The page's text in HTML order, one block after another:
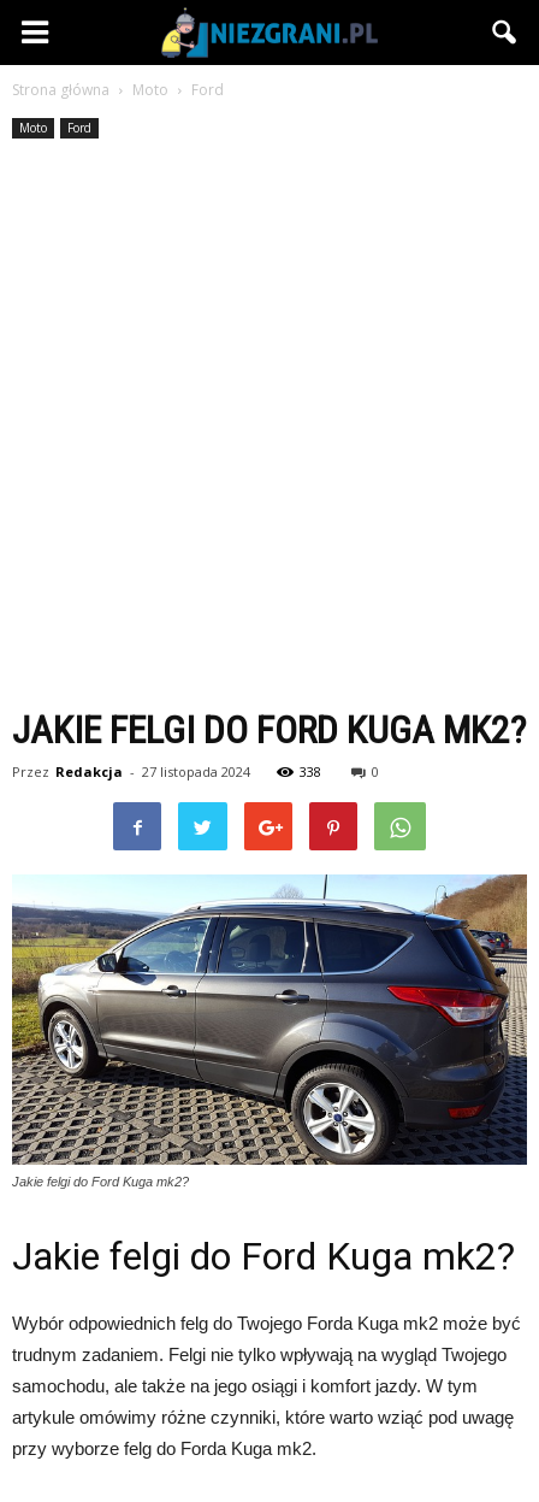
Niezgrani.pl
Strona główna Moto Ford
Moto Ford
JAKIE FELGI DO FORD KUGA MK2?
Przez Redakcja - 27 listopada 2024 338 0
Jakie felgi do Ford Kuga mk2?
Jakie felgi do Ford Kuga mk2?
Wybór odpowiednich felg do Twojego Forda Kuga mk2 może być
trudnym zadaniem. Felgi nie tylko wpływają na wygląd Twojego
samochodu, ale także na jego osiągi i komfort jazdy. W tym
artykule omówimy różne czynniki, które warto wziąć pod uwagę
przy wyborze felg do Forda Kuga mk2.